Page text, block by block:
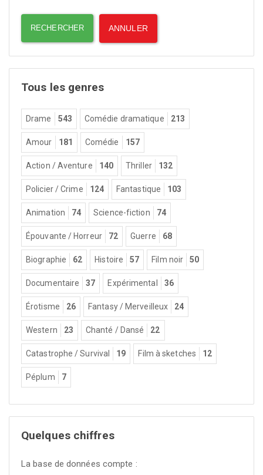
Tous les genres
Drame 543 Comédie dramatique 213
Amour 181 Comédie 157
Action / Aventure 140 Thriller 132
Policier / Crime 124 Fantastique 103
Animation 74 Science-fiction 74
Épouvante / Horreur 72 Guerre 68
Biographie 62 Histoire 57 Film noir 50
Documentaire 37 Expérimental 36
Érotisme 26 Fantasy / Merveilleux 24
Western 23 Chanté / Dansé 22
Catastrophe / Survival 19 Film à sketches 12
Péplum 7
Quelques chiffres
La base de données compte :